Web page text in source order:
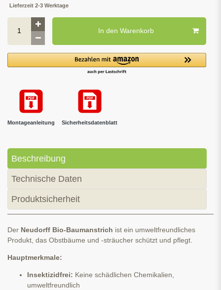
Lieferzeit 2-3 Werktage
In den Warenkorb
Montageanleitung Sicherheitsdatenblatt
Beschreibung
Technische Daten
Produktsicherheit
Der Neudorff Bio-Baumanstrich ist ein umweltfreundliches
Produkt, das Obstbäume und -sträucher schützt und pflegt.
Hauptmerkmale:
Insektizidfrei: Keine schädlichen Chemikalien,
umweltfreundlich